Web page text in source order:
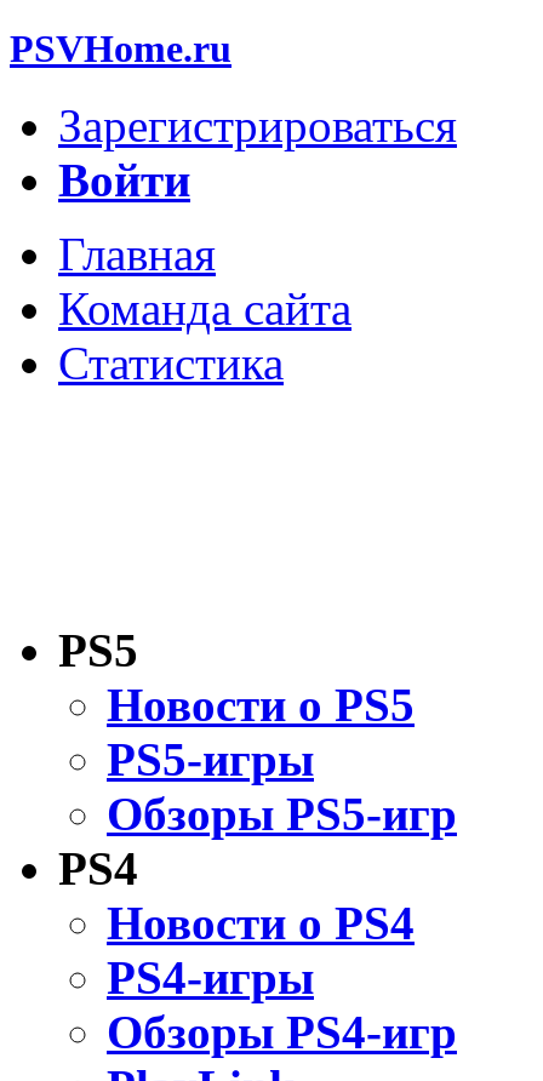
PSVHome.ru
Зарегистрироваться
Войти
Главная
Команда сайта
Статистика
PS5
Новости о PS5
PS5-игры
Обзоры PS5-игр
PS4
Новости о PS4
PS4-игры
Обзоры PS4-игр